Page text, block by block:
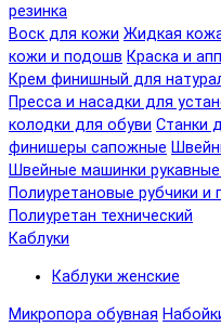
резинка
Воск для кожи Жидкая
кожи и подошв Краска и
Крем финишный для
Пресса и насадки для
колодки для обуви Станки
финишеры сапожные
Швейные машинки
Полиуретановые рубчики и
Полиуретан технический
Каблуки
Каблуки женские
Микропора обувная